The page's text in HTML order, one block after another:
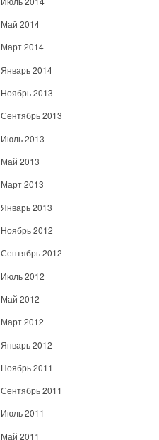
Май 2014
Март 2014
Январь 2014
Ноябрь 2013
Сентябрь 2013
Июль 2013
Май 2013
Март 2013
Январь 2013
Ноябрь 2012
Сентябрь 2012
Июль 2012
Май 2012
Март 2012
Январь 2012
Ноябрь 2011
Сентябрь 2011
Июль 2011
Май 2011